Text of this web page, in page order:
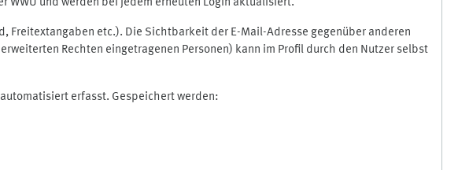
WWU und werden bei jedem erneuten Login aktualisiert.
etc.). Die Sichtbarkeit der E-Mail-Adresse gegenüber anderen
Rechten eingetragenen Personen) kann im Profil durch den Nutzer selbst
erfasst. Gespeichert werden: